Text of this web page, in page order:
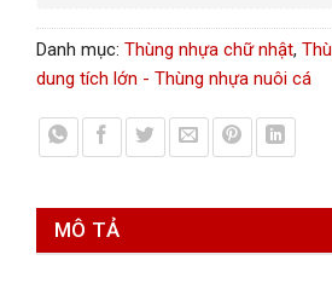
Danh mục: Thùng nhựa chữ nhật,
dung tích lớn - Thùng nhựa nuôi cá
MÔ TẢ